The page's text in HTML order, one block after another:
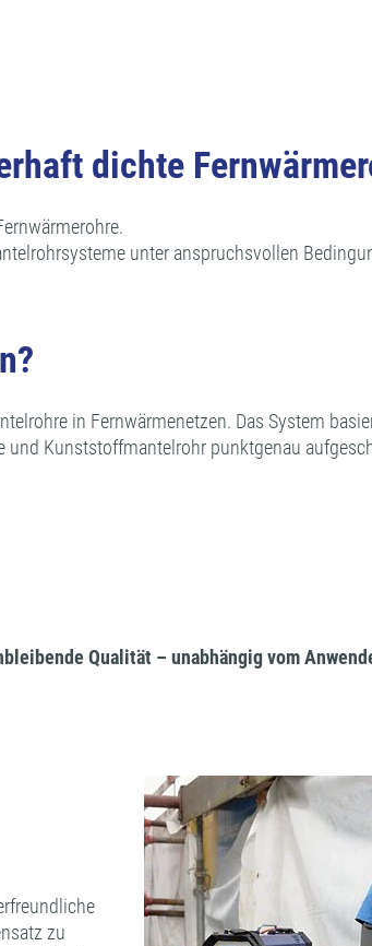
dichte
unter anspruchsvollen
in Fernwärmenetzen. Das System
Kunststoffmantelrohr punktgenau
Qualität – unabhängig vom
zu